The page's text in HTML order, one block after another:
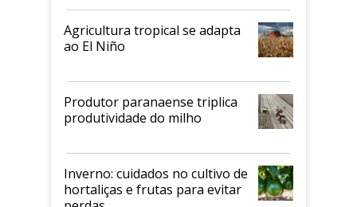
Agricultura tropical se adapta
ao El Niño
Produtor paranaense triplica
produtividade do milho
Inverno: cuidados no cultivo de
hortaliças e frutas para evitar